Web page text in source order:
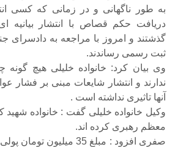
به طور ناگهانی و در زمانی که کسی
دریافت حکم قصاص با انتشار بیانیه
گذشتند و امروز با مراجعه به دادسرای
ثبت رسمی رساندند.
وی بیان کرد: خانواده خلیلی هیچ
ندارند و انتشار شایعات مبنی بر فشار
آنها تاثیری نداشته است .
وکیل خانواده خلیلی گفت : خانواده شهید
معظم رهبری کرده اند.
صفری افزود : مبلغ 35